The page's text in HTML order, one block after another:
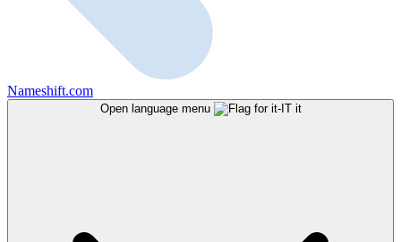
Nameshift.com
Open language menu it